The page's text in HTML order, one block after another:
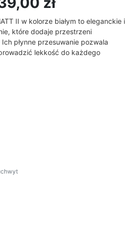
II w kolorze białym to eleganckie i
które dodaje przestrzeni
płynne przesuwanie pozwala
lekkość do każdego
uchwyt